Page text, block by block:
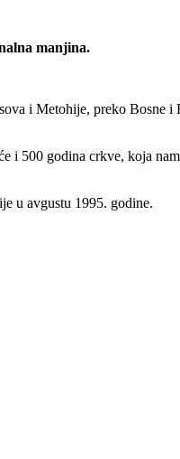
manjina.
i Metohije, preko Bosne i
i 500 godina crkve, koja
u avgustu 1995. godine.